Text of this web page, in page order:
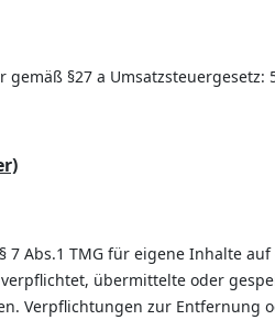
§27 a Umsatzsteuergesetz:
Abs.1 TMG für eigene Inhalte
übermittelte oder
Verpflichtungen zur